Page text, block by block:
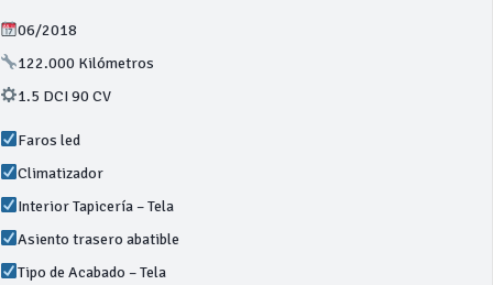
06/2018
122.000 Kilómetros
1.5 DCI 90 CV
Faros led
Climatizador
Interior Tapicería – Tela
Asiento trasero abatible
Tipo de Acabado – Tela